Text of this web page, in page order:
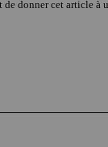
de donner cet article